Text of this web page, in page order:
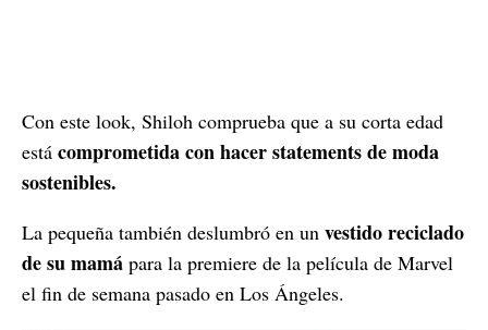
Con este look, Shiloh comprueba que a su corta edad
está comprometida con hacer statements de moda
sostenibles.
La pequeña también deslumbró en un vestido reciclado
de su mamá para la premiere de la película de Marvel
el fin de semana pasado en Los Ángeles.